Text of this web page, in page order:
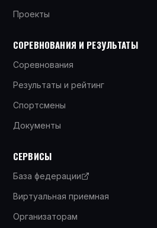
Проекты
СОРЕВНОВАНИЯ И РЕЗУЛЬТАТЫ
Соревнования
Результаты и рейтинг
Спортсмены
Документы
СЕРВИСЫ
База федерации
Виртуальная приемная
Организаторам